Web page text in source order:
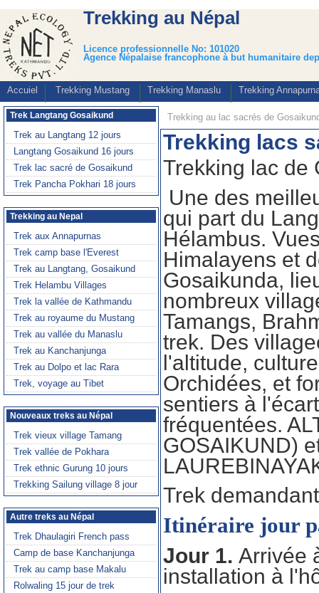
Trekking au Népal
Licence professionnelle No: 101020
Agence Népalaise francophone à but humanitaire
Accuiel Trekking Mustang Trekking Manaslu Trekking
Trekking au lac sacrés de
Trekking lacs
Trekking lac de
Une des
qui part du
Hélambus.
Himalayens et
Gosaikunda,
nombreux
Tamangs,
trek. Des
l'altitude,
Orchidées, et
sentiers à
fréquentées.
GOSAIKUND)
Trek
Itinéraire jour
Jour 1. Arrivée
installation à